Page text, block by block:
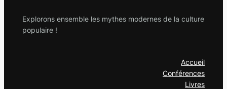
Explorons ensemble les mythes modernes de la culture
populaire !
Accueil
Conférences
Livres